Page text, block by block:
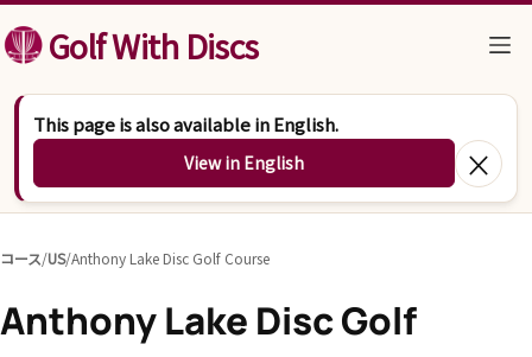
コンテンツへスキップ
Golf With Discs
This page is also available in English.
View in English ×
コース/US/Anthony Lake Disc Golf Course
Anthony Lake Disc Golf